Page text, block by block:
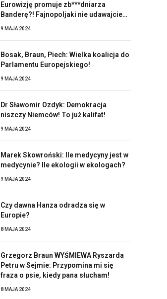
Eurowizję promuje zb***dniarza
Banderę?! Fajnopoljaki nie udawajcie
9 MAJA 2024
Bosak, Braun, Piech: Wielka koalicja do
Parlamentu Europejskiego!
9 MAJA 2024
Dr Sławomir Ozdyk: Demokracja
niszczy Niemców! To już kalifat!
9 MAJA 2024
Marek Skowroński: Ile medycyny jest w
medycynie? Ile ekologii w ekologach?
9 MAJA 2024
Czy dawna Hanza odradza się w
Europie?
8 MAJA 2024
Grzegorz Braun WYŚMIEWA Ryszarda
Petru w Sejmie: Przypomina mi się
fraza o psie, kiedy pana słucham!
8 MAJA 2024